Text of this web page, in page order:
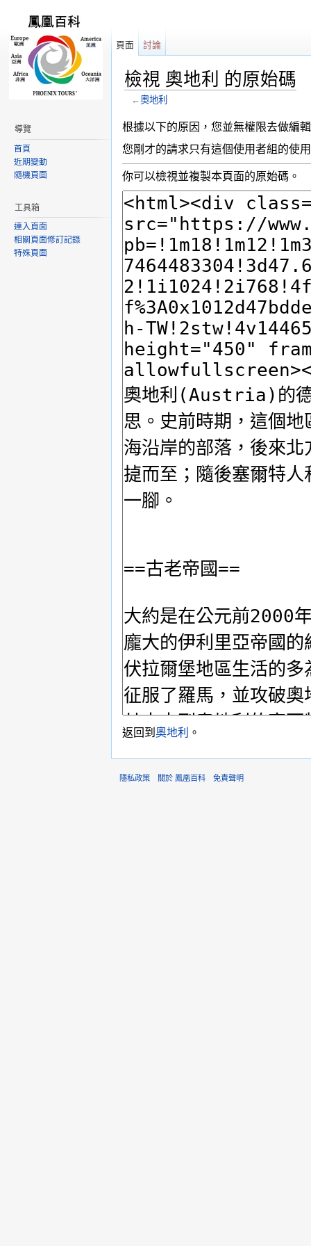
檢視 奧地利 的原始碼
←奧地利
根據以下的原因，您並無權限去做編
您剛才的請求只有這個使用者組的使
你可以檢視並複製本頁面的原始碼。
返回到 奧地利 。
頁面 討論
導覽
首頁
近期變動
隨機頁面
工具箱
連入頁面
相關頁面修訂記錄
特殊頁面
隱私政策 關於 鳳凰百科 免責聲明